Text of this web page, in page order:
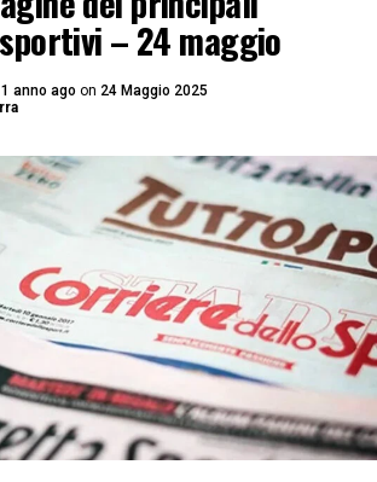
– 24 maggio
1 anno ago on 24 Maggio 2025